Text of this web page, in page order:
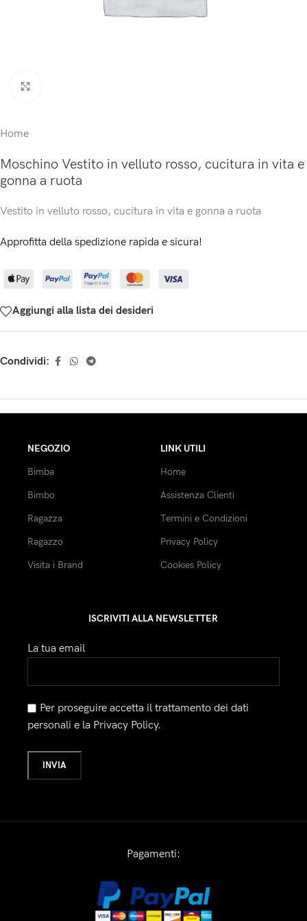
Home
Moschino Vestito in velluto rosso, cucitura in vita e
gonna a ruota
Vestito in velluto rosso, cucitura in vita e gonna a ruota
Approfitta della spedizione rapida e sicura!
Aggiungi alla lista dei desideri
Condividi:
NEGOZIO
Bimba
Bimbo
Ragazza
Ragazzo
Visita i Brand
LINK UTILI
Home
Assistenza Clienti
Termini e Condizioni
Privacy Policy
Cookies Policy
ISCRIVITI ALLA NEWSLETTER
La tua email
Per proseguire accetta il trattamento dei dati
personali e la Privacy Policy.
Pagamenti: